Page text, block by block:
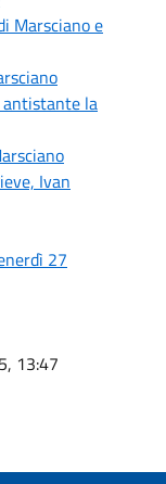
Marsciano e
antistante la
Ivan
27
13:47